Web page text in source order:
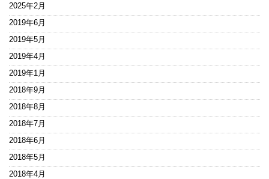
2025年2月
2019年6月
2019年5月
2019年4月
2019年1月
2018年9月
2018年8月
2018年7月
2018年6月
2018年5月
2018年4月